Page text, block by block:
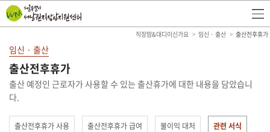
직장맘&대디이신가요 임신 · 출산 출산전후휴가
임신 · 출산
출산전후휴가
출산 예정인 근로자가 사용할 수 있는 출산휴가에 대한 내용을 담았습니
다.
출산전후휴가 사용 출산전후휴가 급여 불이익 대처 관련 서식